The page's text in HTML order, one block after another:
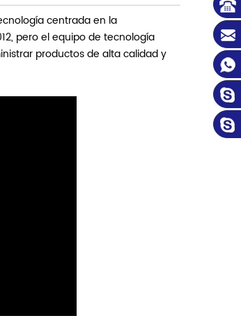
centrada en la
pero el equipo de tecnología
productos de alta calidad y